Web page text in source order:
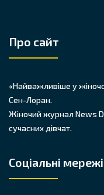
Про сайт
«Найважливіше у
Сен-Лоран.
Жіночий журнал News
сучасних дівчат.
Соціальні мережі